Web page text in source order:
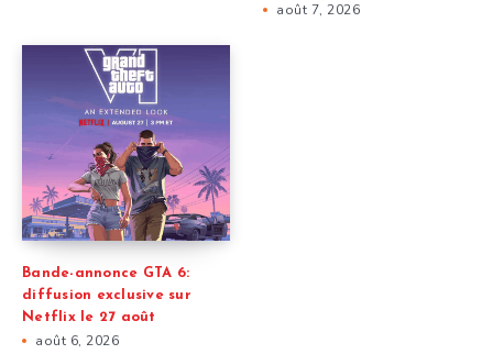
août 7, 2026
Bande-annonce GTA 6:
diffusion exclusive sur
Netflix le 27 août
août 6, 2026